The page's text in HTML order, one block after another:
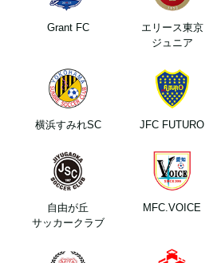
Grant FC
エリース東京
ジュニア
横浜すみれSC JFC FUTURO
自由が丘
サッカークラブ
MFC.VOICE